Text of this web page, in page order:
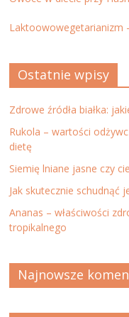
Laktoowowegetarianizm
Ostatnie wpisy
Zdrowe źródła białka:
Rukola – wartości
dietę
Siemię lniane jasne czy
Jak skutecznie schudnąć
Ananas – właściwości
tropikalnego
Najnowsze